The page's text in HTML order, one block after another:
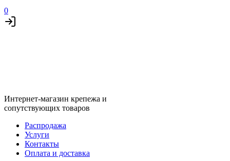
0
Интернет-магазин крепежа и
сопутствующих товаров
Распродажа
Услуги
Контакты
Оплата и доставка